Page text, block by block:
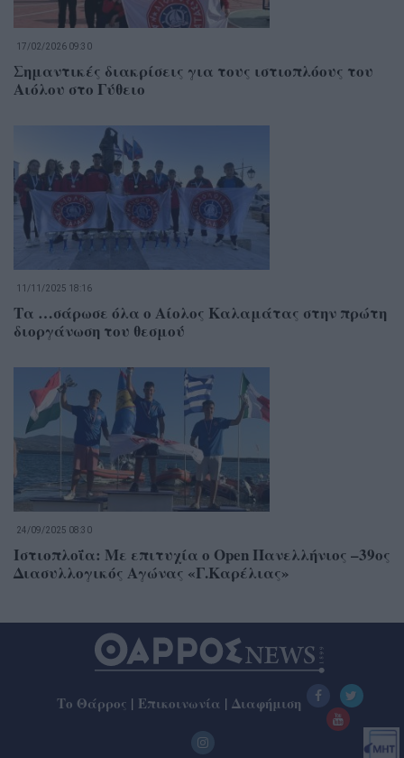
17/02/2026 09:30
Σημαντικές διακρίσεις για τους ιστιοπλόους του
Αιόλου στο Γύθειο
11/11/2025 18:16
Τα …σάρωσε όλα ο Αίολος Καλαμάτας στην πρώτη
διοργάνωση του θεσμού
24/09/2025 08:30
Ιστιοπλοΐα: Με επιτυχία ο Open Πανελλήνιος –39ος
Διασυλλογικός Αγώνας «Γ.Καρέλιας»
Το Θάρρος | Επικοινωνία | Διαφήμιση